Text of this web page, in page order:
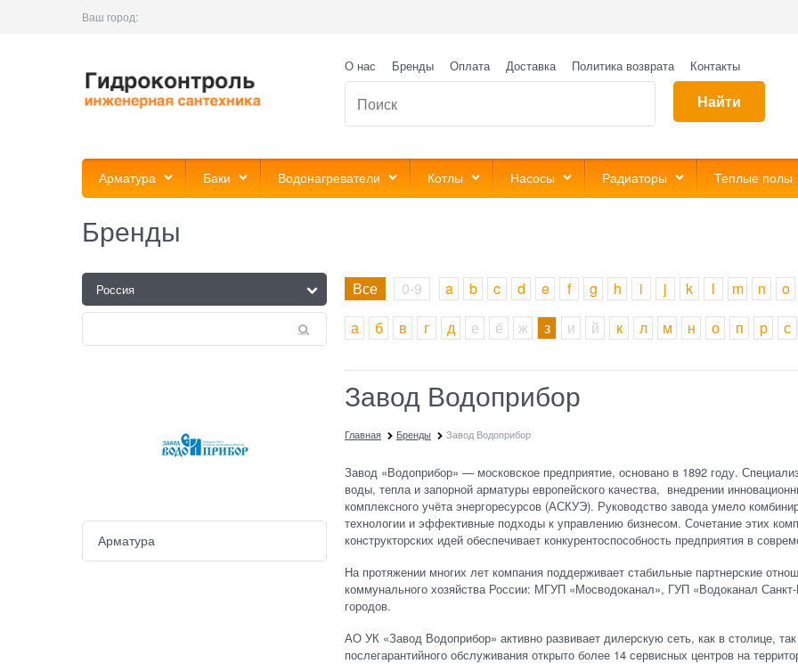
Ваш город:
О нас Бренды Оплата Доставка Политика возврата Контакты
Найти
Арматура Баки Водонагреватели Котлы Насосы Радиаторы Теплые полы
Бренды
Все 0-9 a b c d e f g h i j k l m n
o
а
б в г д е ё ж з и й к л м н о п р с
Арматура
Завод Водоприбор
Главная Бренды Завод Водоприбор
Завод «Водоприбор» — московское предприятие, основано в 1892 году.
воды, тепла и запорной арматуры европейского качества, внедрении
комплексного учёта энергоресурсов (АСКУЭ). Руководство завода умело
технологии и эффективные подходы к управлению бизнесом. Сочетание этих
конструкторских идей обеспечивает конкурентоспособность предприятия в
На протяжении многих лет компания поддерживает стабильные партнерские
коммунального хозяйства России: МГУП «Мосводоканал», ГУП «Водоканал
городов.
АО УК «Завод Водоприбор» активно развивает дилерскую сеть, как в столице,
послегарантийного обслуживания открыто более 14 сервисных центров на